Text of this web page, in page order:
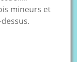
mineurs et